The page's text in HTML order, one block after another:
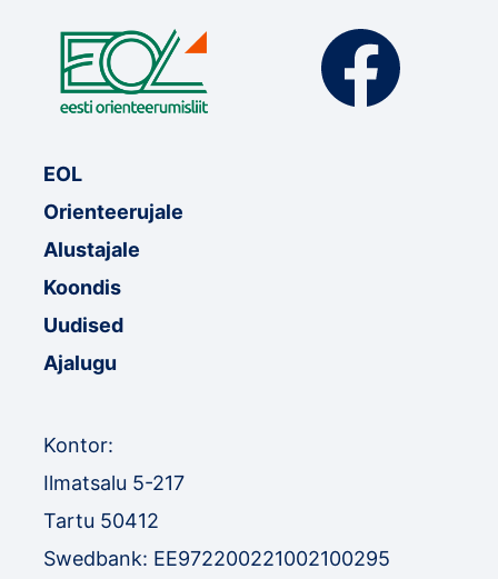
EOL
Orienteerujale
Alustajale
Koondis
Uudised
Ajalugu
Kontor:
Ilmatsalu 5-217
Tartu 50412
Swedbank: EE972200221002100295